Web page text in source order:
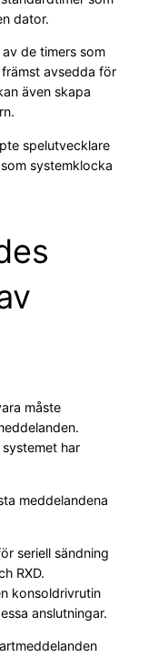
dator.
de timers som
avsedda för
även skapa
spelutvecklare
systemklocka
måste
har
meddelandena
seriell sändning
RXD.
konsoldrivrutin
anslutningar.